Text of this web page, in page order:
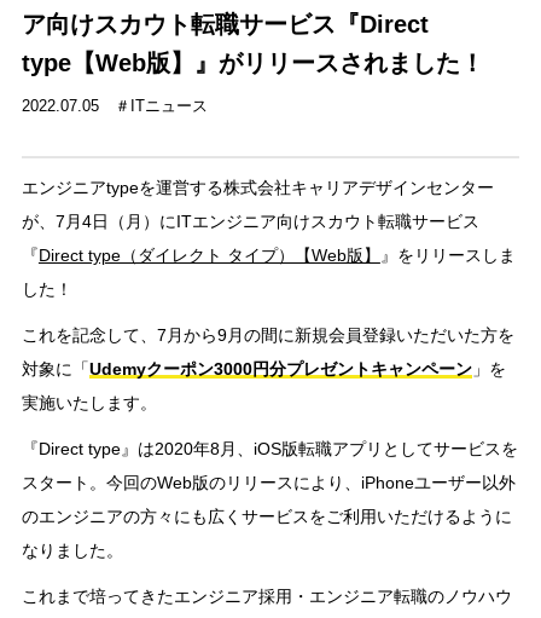
ア向けスカウト転職サービス『Direct
type【Web版】』がリリースされました！
2022.07.05 ITニュース
エンジニアtypeを運営する株式会社キャリアデザインセンター
が、7月4日（月）にITエンジニア向けスカウト転職サービス
『Direct type（ダイレクト タイプ）【Web版】
』をリリースしま
した！
これを記念して、7月から9月の間に新規会員登録いただいた方を
対象に「Udemyクーポン3000円分プレゼントキャンペーン」を
実施いたします。
『Direct type』は2020年8月、iOS版転職アプリとしてサービスを
スタート。今回のWeb版のリリースにより、iPhoneユーザー以外
のエンジニアの方々にも広くサービスをご利用いただけるように
なりました。
これまで培ってきたエンジニア採用・エンジニア転職のノウハウ